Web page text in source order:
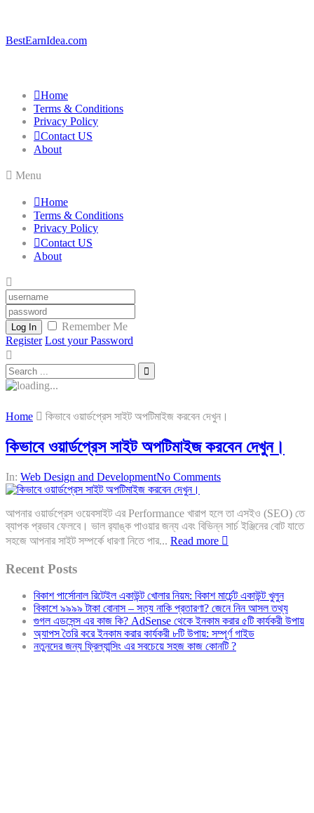
BestEarnIdea.com
Home
Terms & Conditions
Privacy Policy
Contact US
About
Menu
Home
Terms & Conditions
Privacy Policy
Contact US
About
Log In
Remember Me
Register Lost your Password
Home কিভাবে ওয়ার্ডপ্রেস সাইট অপটিমাইজ করবেন দেখুন।
কিভাবে ওয়ার্ডপ্রেস সাইট অপটিমাইজ করবেন দেখুন।
In: Web Design and DevelopmentNo Comments
আপনার ওয়ার্ডপ্রেস ওয়েবসাইট এর Performance খারাপ হলে তা এসইও (SEO) তে
ব্যাপক প্রভাব ফেলবে। ভাল র‍্যাঙ্ক পাওয়ার জন্য এবং বিভিন্ন সার্চ ইঞ্জিনের বোট যাতে
সহজে আপনার সাইট সম্পর্কে ধারণা নিতে পার... Read more
Recent Posts
বিকাশ পার্সোনাল রিটেইল একাউন্ট খোলার নিয়ম: বিকাশ মার্চেন্ট একাউন্ট খুলুন
বিকাশে ৯৯৯৯ টাকা বোনাস – সত্য নাকি প্রতারণা? জেনে নিন আসল তথ্য
গুগল এডসেন্স এর কাজ কি? AdSense থেকে ইনকাম করার ৫টি কার্যকরী উপায়
অ্যাপস তৈরি করে ইনকাম করার কার্যকরী ৮টি উপায়: সম্পূর্ণ গাইড
নতুনদের জন্য ফ্রিল্যান্সিং এর সবচেয়ে সহজ কাজ কোনটি ?